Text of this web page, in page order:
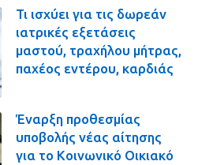
Τι ισχύει για τις δωρεάν
ιατρικές εξετάσεις
μαστού, τραχήλου μήτρας,
παχέος εντέρου, καρδιάς
Έναρξη προθεσμίας
υποβολής νέας αίτησης
για το Κοινωνικό Οικιακό